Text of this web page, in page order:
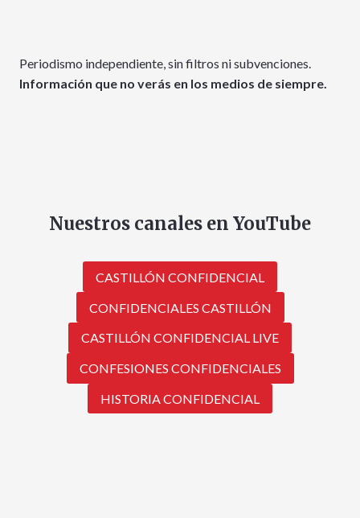
Periodismo independiente, sin filtros ni subvenciones.
Información que no verás en los medios de siempre.
Nuestros canales en YouTube
CASTILLÓN CONFIDENCIAL
CONFIDENCIALES CASTILLÓN
CASTILLÓN CONFIDENCIAL LIVE
CONFESIONES CONFIDENCIALES
HISTORIA CONFIDENCIAL